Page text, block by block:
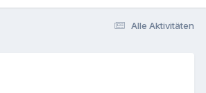
Alle Aktivitäten